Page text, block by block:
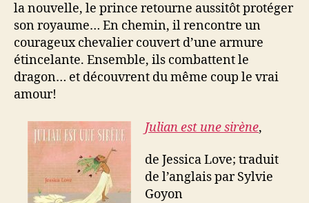
la nouvelle, le prince retourne aussitôt protéger
son royaume… En chemin, il rencontre un
courageux chevalier couvert d’une armure
étincelante. Ensemble, ils combattent le
dragon… et découvrent du même coup le vrai
amour!
Julian est une sirène,
de Jessica Love; traduit
de l’anglais par Sylvie
Goyon